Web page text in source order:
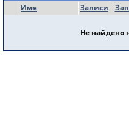
Имя
Записи
Не найдено